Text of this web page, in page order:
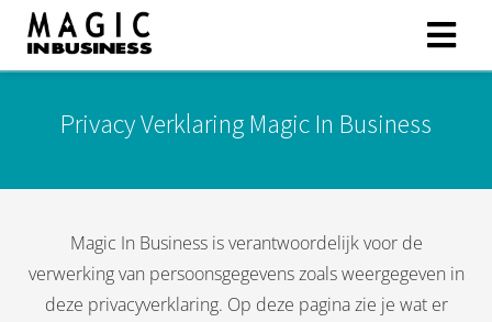
Privacy Verklaring Magic In Business
Magic In Business is verantwoordelijk voor de
verwerking van persoonsgegevens zoals weergegeven in
deze privacyverklaring. Op deze pagina zie je wat er